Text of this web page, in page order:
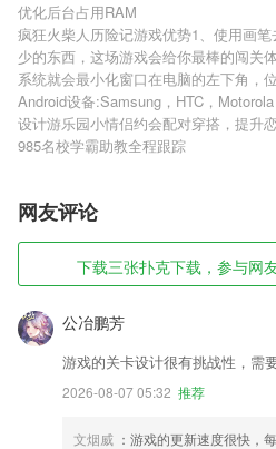
优化后台占用RAM
疯狂火柴人历险记游戏优势1、使用画
少的东西，这场游戏会给你最棒的闯关体
系统就会最小化窗口在电脑的左下角，
Android设备:Samsung，HTC，
设计游乐园小情侣约会配对穿搭，提升
985名校学霸助教全程跟踪
网友评论
下载三张扑克下载，参与网
公冶鹏芳
游戏的关卡设计很有挑战性，需要
2026-08-07 05:32 推荐
文烟威 ：游戏的更新速度很快，